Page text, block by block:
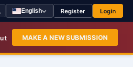
English Register Login
MAKE A NEW SUBMISSION